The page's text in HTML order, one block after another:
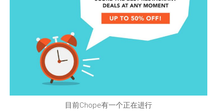
目前Chope有一个正在进行